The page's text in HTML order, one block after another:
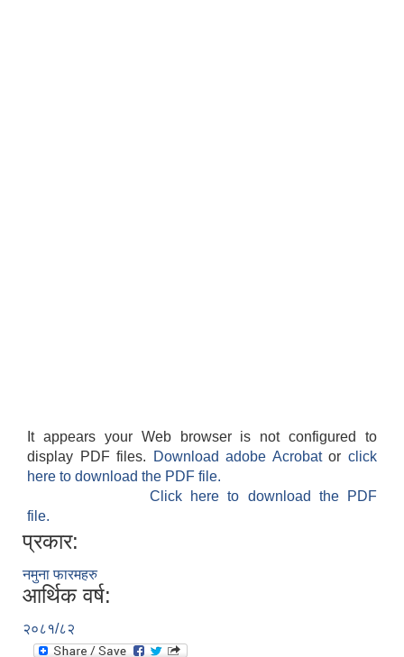
It appears your Web browser is not configured to
display PDF files.
Download adobe Acrobatorclick
here to download the PDF file.
Click here to download the PDF
file.
प्रकार:
नमुना फारमहरु
आर्थिक वर्ष:
२०८१/८२